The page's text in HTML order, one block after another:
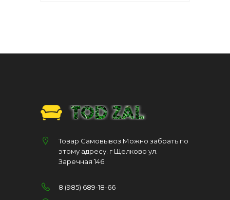
Товар Самовывоз Можно забрать по
этому адресу. г Щелково ул.
Заречная 146.
8 (985) 689-18-66